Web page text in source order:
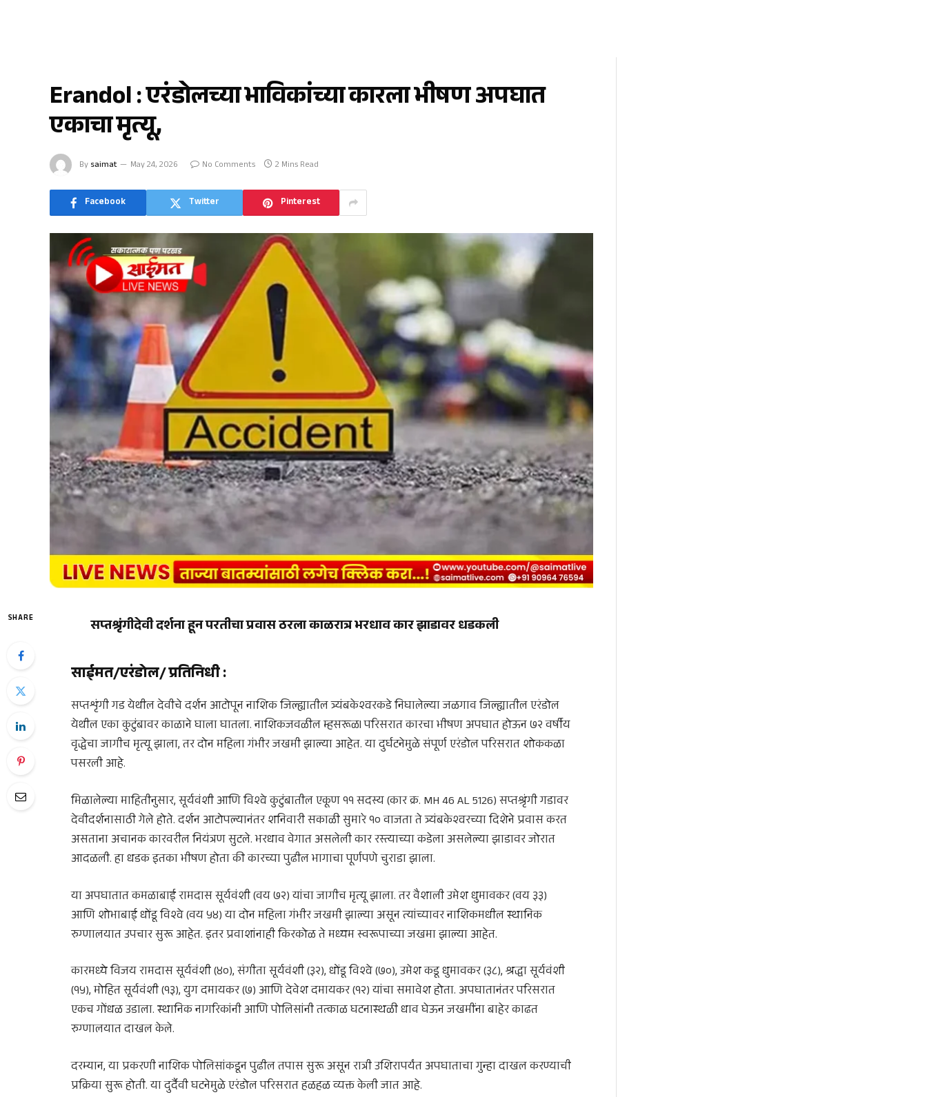
Erandol : एरंडोलच्या भाविकांच्या कारला भीषण अपघात
एकाचा मृत्यू,
By saimat May 24, 2026 No Comments 2 Mins Read
Facebook Twitter Pinterest
SHARE सप्तश्रृंगीदेवी दर्शना हून परतीचा प्रवास ठरला काळरात्र भरधाव कार झाडावर धडकली
साईमत/एरंडोल/ प्रतिनिधी:
सप्तशृंगी गडयेथील देवीचे दर्शन आटोपून नाशिक जिल्ह्यातील त्र्यंबकेश्वरकडे निघालेल्या जळगाव जिल्ह्यातील एरंडोल
येथील एका कुटुंबावर काळाने घाला घातला. नाशिकजवळील म्हसरूळlपरिसरात कारचा भीषण अपघात होऊन ७२ वर्षीय
वृद्धेचा जागीच मृत्यू झाला, तर दोन महिला गंभीर जखमी झाल्या आहेत. या दुर्घटनेमुळे संपूर्ण एरंडोल परिसरात शोककळा
पसरली आहे.
मिळालेल्या माहितीनुसार, सूर्यवंशी आणि विश्वे कुटुंबातील एकूण ११ सदस्य (कार क्र. MH 46 AL 5126) सप्तश्रृंगी गडावर
देवीदर्शनासाठी गेले होते. दर्शन आटोपल्यानंतर शनिवारी सकाळी सुमारे १० वाजता ते त्र्यंबकेश्वरच्या दिशेने प्रवास करत
असताना अचानक कारवरील नियंत्रण सुटले. भरधाव वेगात असलेली कार रस्त्याच्या कडेला असलेल्या झाडावर जोरात
आदळली. हा धडक इतका भीषण होता की कारच्या पुढील भागाचा पूर्णपणे चुराडा झाला.
या अपघातात कमळाबाई रामदास सूर्यवंशी (वय ७२) यांचा जागीच मृत्यू झाला. तर वैशाली उमेश धुमावकर (वय ३३)
आणि शोभाबाई धोंडू विश्वे (वय ५४) या दोन महिला गंभीर जखमी झाल्या असून त्यांच्यावर नाशिकमधील स्थानिक
रुग्णालयात उपचार सुरू आहेत. इतर प्रवाशांनाही किरकोळ ते मध्यम स्वरूपाच्या जखमा झाल्या आहेत.
कारमध्ये विजय रामदास सूर्यवंशी (४०), संगीता सूर्यवंशी (३२), धोंडू विश्वे (७०), उमेश कडू धुमावकर (३८), श्रद्धा सूर्यवंशी
(१५), मोहित सूर्यवंशी (१३), युग दमायकर (७) आणि देवेश दमायकर (१२) यांचा समावेश होता. अपघातानंतर परिसरात
एकच गोंधळ उडाला. स्थानिक नागरिकांनी आणि पोलिसांनी तत्काळ घटनास्थळी धाव घेऊन जखमींना बाहेर काढत
रुग्णालयात दाखल केले.
दरम्यान, या प्रकरणी नाशिक पोलिसांकडून पुढील तपास सुरू असून रात्री उशिरापर्यंत अपघाताचा गुन्हा दाखल करण्याची
प्रक्रिया सुरू होती. या दुर्दैवी घटनेमुळे एरंडोल परिसरात हळहळ व्यक्त केली जात आहे.